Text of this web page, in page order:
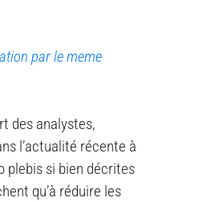
par le meme
des analystes,
l’actualité récente à
plebis si bien décrites
qu’à réduire les